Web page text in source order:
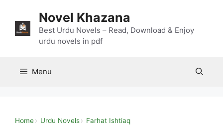
content
Novel Khazana
Best Urdu Novels – Read, Download & Enjoy
urdu novels in pdf
Menu
Home Urdu Novels
Farhat Ishtiaq